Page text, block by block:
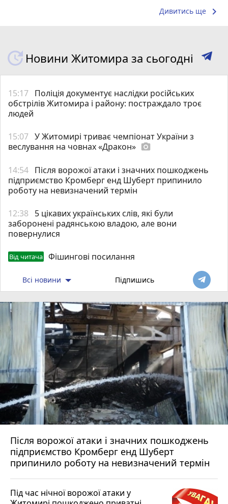
Дивитись ще keyboard_arrow_right
Новини Житомира за сьогодні
15:17 Поліція документує наслідки російських
обстрілів Житомира і району: постраждало троє
людей
15:07 У Житомирі триває чемпіонат України з
веслування на човнах «Дракон» photo_camera
14:54 Після ворожої атаки і значних пошкоджень
підприємство Кромберг енд Шуберт припинило
роботу на невизначений термін
12:38
5 цікавих українських слів, які були
заборонені радянською владою, але вони
повернулися
Від читача Фішингові посилання
Всі новини Підпишись
Після ворожої атаки і значних пошкоджень
підприємство Кромберг енд Шуберт
припинило роботу на невизначений термін
Під час нічної ворожої атаки у